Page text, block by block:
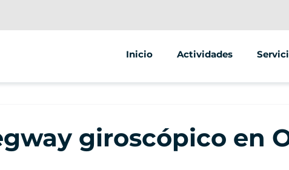
Inicio Actividades
Segway
Bicicleta eléctrica
giroscópico en